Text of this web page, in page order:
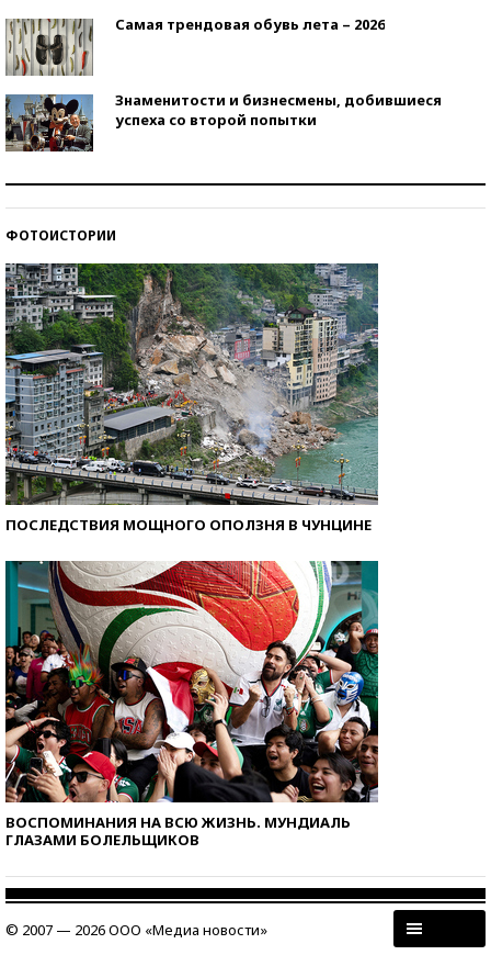
Самая трендовая обувь лета – 2026
Знаменитости и бизнесмены, добившиеся
успеха со второй попытки
ФОТОИСТОРИИ
ПОСЛЕДСТВИЯ МОЩНОГО ОПОЛЗНЯ В ЧУНЦИНЕ
ВОСПОМИНАНИЯ НА ВСЮ ЖИЗНЬ. МУНДИАЛЬ
ГЛАЗАМИ БОЛЕЛЬЩИКОВ
© 2007 — 2026 ООО «Медиа новости»